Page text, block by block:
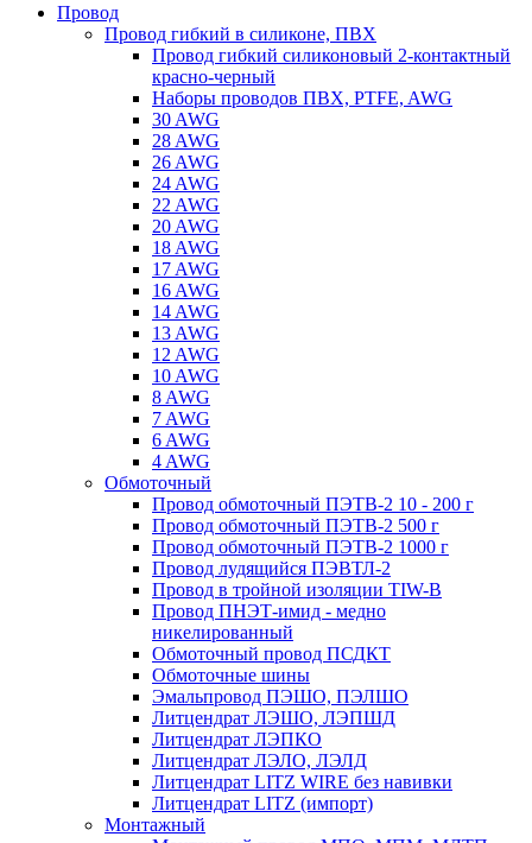
Провод
Провод гибкий в силиконе, ПВХ
Провод гибкий силиконовый 2-контактный
красно-черный
Наборы проводов ПВХ, PTFE, AWG
30 AWG
28 AWG
26 AWG
24 AWG
22 AWG
20 AWG
18 AWG
17 AWG
16 AWG
14 AWG
13 AWG
12 AWG
10 AWG
8 AWG
7 AWG
6 AWG
4 AWG
Обмоточный
Провод обмоточный ПЭТВ-2 10 - 200 г
Провод обмоточный ПЭТВ-2 500 г
Провод обмоточный ПЭТВ-2 1000 г
Провод лудящийся ПЭВТЛ-2
Провод в тройной изоляции TIW-B
Провод ПНЭТ-имид - медно
никелированный
Обмоточный провод ПСДКТ
Обмоточные шины
Эмальпровод ПЭШО, ПЭЛШО
Литцендрат ЛЭШО, ЛЭПШД
Литцендрат ЛЭПКО
Литцендрат ЛЭЛО, ЛЭЛД
Литцендрат LITZ WIRE без навивки
Литцендрат LITZ (импорт)
Монтажный